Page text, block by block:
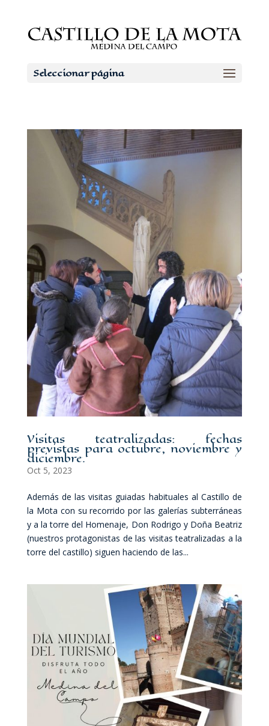
Seleccionar página
Visitas teatralizadas: fechas
previstas para octubre, noviembre y
diciembre.
Oct 5, 2023
Además de las visitas guiadas habituales al Castillo de
la Mota con su recorrido por las galerías subterráneas
y a la torre del Homenaje, Don Rodrigo y Doña Beatriz
(nuestros protagonistas de las visitas teatralizadas a la
torre del castillo) siguen haciendo de las...